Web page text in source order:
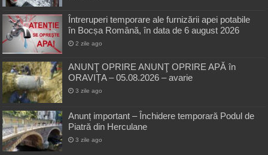
Întreruperi temporare ale furnizării apei potabile
în Bocșa Română, în data de 6 august 2026
2 zile ago
ANUNŢ OPRIRE ANUNŢ OPRIRE APĂ în
ORAVIȚA – 05.08.2026 – avarie
3 zile ago
Anunț important – Închidere temporară Podul de
Piatră din Herculane
3 zile ago